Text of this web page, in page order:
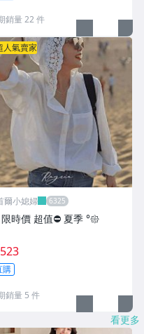
銷量 22 件
人氣賣家
爾小媳婦
限時價 超值⛔️ 夏季 °𑁍
購
銷量 5 件
看更多